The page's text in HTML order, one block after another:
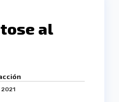
al
2021